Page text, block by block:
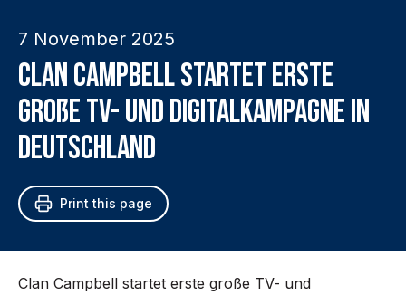
7 November 2025
Clan Campbell startet erste
große TV- und Digitalkampagne in
Deutschland
Print this page
Clan Campbell startet erste große TV- und